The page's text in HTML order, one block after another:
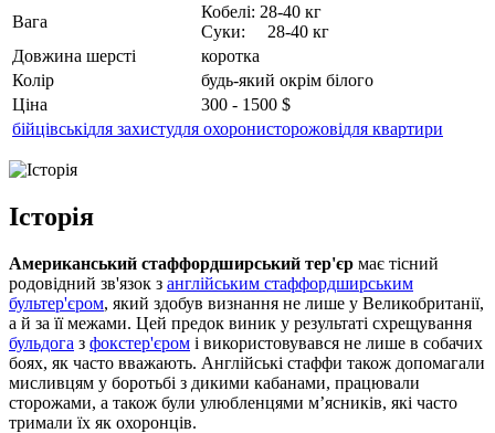
Вага
Кобелі: 28-40 кг
Суки: 28-40 кг
Довжина шерсті
коротка
Колір
будь-який окрім білого
Ціна
300 - 1500 $
бійцівськідля захистудля охоронисторожовідля квартири
Історія
Американський стаффордширський тер'єр має тісний
родовідний зв'язок з англійським стаффордширським
бультер'єром, який здобув визнання не лише у Великобританії,
а й за її межами. Цей предок виник у результаті схрещування
бульдога з фокстер'єром і використовувався не лише в собачих
боях, як часто вважають. Англійські стаффи також допомагали
мисливцям у боротьбі з дикими кабанами, працювали
сторожами, а також були улюбленцями м’ясників, які часто
тримали їх як охоронців.